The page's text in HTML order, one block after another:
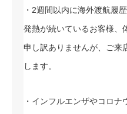
・2週間以内に海外渡航履
発熱が続いているお客様、
申し訳ありませんが、ご来
します。
・インフルエンザやコロ